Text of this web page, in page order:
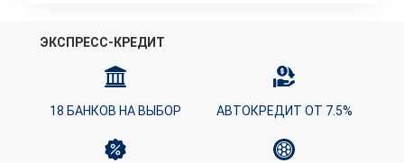
ЭКСПРЕСС-КРЕДИТ
18 БАНКОВ НА ВЫБОР АВТОКРЕДИТ ОТ 7.5%